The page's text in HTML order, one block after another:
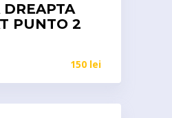
PUNTO 2
150 lei